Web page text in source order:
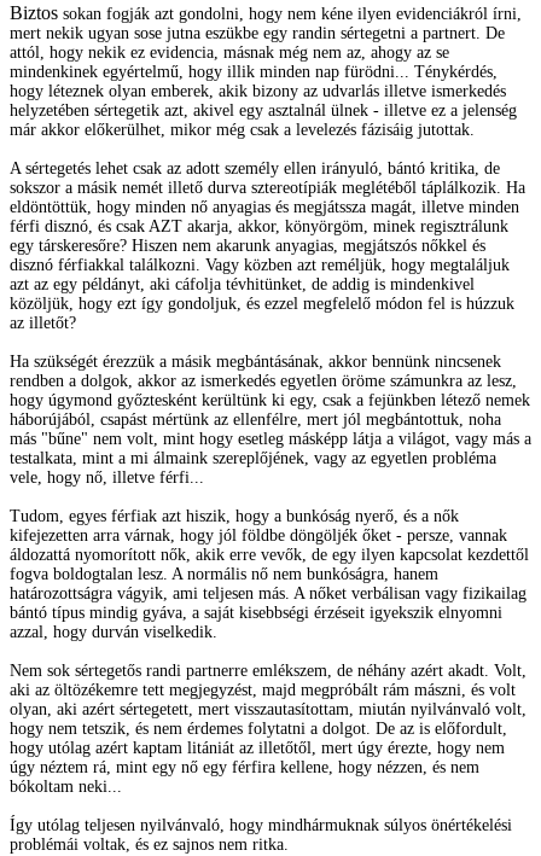
Biztos sokan fogják azt gondolni, hogy nem kéne ilyen evidenciákról írni,
mert nekik ugyan sose jutna eszükbe egy randin sértegetni a partnert. De
attól, hogy nekik ez evidencia, másnak még nem az, ahogy az se
mindenkinek egyértelmű, hogy illik minden nap fürödni... Ténykérdés,
hogy léteznek olyan emberek, akik bizony az udvarlás illetve ismerkedés
helyzetében sértegetik azt, akivel egy asztalnál ülnek - illetve ez a jelenség
már akkor előkerülhet, mikor még csak a levelezés fázisáig jutottak.
A sértegetés lehet csak az adott személy ellen irányuló, bántó kritika, de
sokszor a másik nemét illető durva sztereotípiák meglétéből táplálkozik. Ha
eldöntöttük, hogy minden nő anyagias és megjátssza magát, illetve minden
férfi disznó, és csak AZT akarja, akkor, könyörgöm, minek regisztrálunk
egy társkeresőre? Hiszen nem akarunk anyagias, megjátszós nőkkel és
disznó férfiakkal találkozni. Vagy közben azt reméljük, hogy megtaláljuk
azt az egy példányt, aki cáfolja tévhitünket, de addig is mindenkivel
közöljük, hogy ezt így gondoljuk, és ezzel megfelelő módon fel is húzzuk
az illetőt?
Ha szükségét érezzük a másik megbántásának, akkor bennünk nincsenek
rendben a dolgok, akkor az ismerkedés egyetlen öröme számunkra az lesz,
hogy úgymond győztesként kerültünk ki egy, csak a fejünkben létező nemek
háborújából, csapást mértünk az ellenfélre, mert jól megbántottuk, noha
más "bűne" nem volt, mint hogy esetleg másképp látja a világot, vagy más a
testalkata, mint a mi álmaink szereplőjének, vagy az egyetlen probléma
vele, hogy nő, illetve férfi...
Tudom, egyes férfiak azt hiszik, hogy a bunkóság nyerő, és a nők
kifejezetten arra várnak, hogy jól földbe döngöljék őket - persze, vannak
áldozattá nyomorított nők, akik erre vevők, de egy ilyen kapcsolat kezdettől
fogva boldogtalan lesz. A normális nő nem bunkóságra, hanem
határozottságra vágyik, ami teljesen más. A nőket verbálisan vagy fizikailag
bántó típus mindig gyáva, a saját kisebbségi érzéseit igyekszik elnyomni
azzal, hogy durván viselkedik.
Nem sok sértegetős randi partnerre emlékszem, de néhány azért akadt. Volt,
aki az öltözékemre tett megjegyzést, majd megpróbált rám mászni, és volt
olyan, aki azért sértegetett, mert visszautasítottam, miután nyilvánvaló volt,
hogy nem tetszik, és nem érdemes folytatni a dolgot. De az is előfordult,
hogy utólag azért kaptam litániát az illetőtől, mert úgy érezte, hogy nem
úgy néztem rá, mint egy nő egy férfira kellene, hogy nézzen, és nem
bókoltam neki...
Így utólag teljesen nyilvánvaló, hogy mindhármuknak súlyos önértékelési
problémái voltak, és ez sajnos nem ritka.